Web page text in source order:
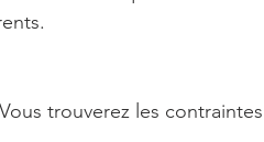
trouverez les